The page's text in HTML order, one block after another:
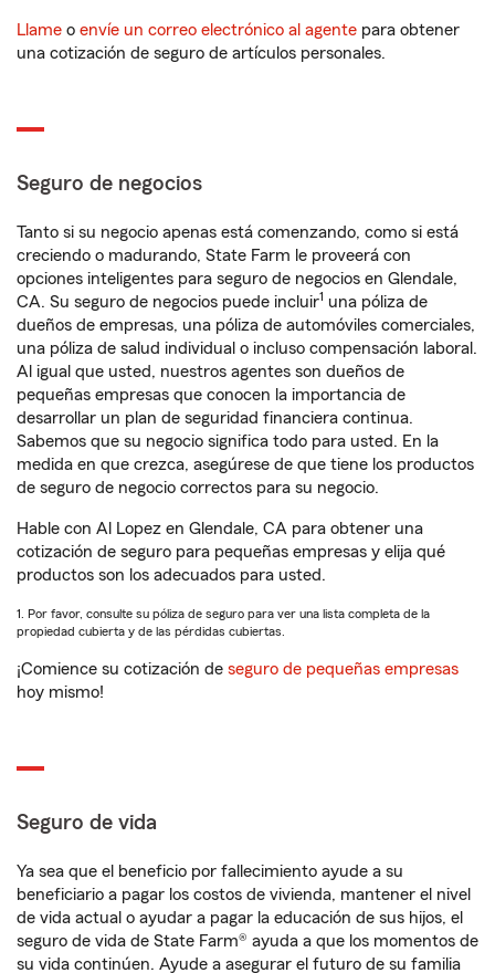
Llame o envíe un correo electrónico al agente para obtener
una cotización de seguro de artículos personales.
Seguro de negocios
Tanto si su negocio apenas está comenzando, como si está
creciendo o madurando, State Farm le proveerá con
opciones inteligentes para seguro de negocios en Glendale,
CA. Su seguro de negocios puede incluir1 una póliza de
dueños de empresas, una póliza de automóviles comerciales,
una póliza de salud individual o incluso compensación laboral.
Al igual que usted, nuestros agentes son dueños de
pequeñas empresas que conocen la importancia de
desarrollar un plan de seguridad financiera continua.
Sabemos que su negocio significa todo para usted. En la
medida en que crezca, asegúrese de que tiene los productos
de seguro de negocio correctos para su negocio.
Hable con Al Lopez en Glendale, CA para obtener una
cotización de seguro para pequeñas empresas y elija qué
productos son los adecuados para usted.
1. Por favor, consulte su póliza de seguro para ver una lista completa de la
propiedad cubierta y de las pérdidas cubiertas.
¡Comience su cotización de seguro de pequeñas empresas
hoy mismo!
Seguro de vida
Ya sea que el beneficio por fallecimiento ayude a su
beneficiario a pagar los costos de vivienda, mantener el nivel
de vida actual o ayudar a pagar la educación de sus hijos, el
seguro de vida de State Farm® ayuda a que los momentos de
su vida continúen. Ayude a asegurar el futuro de su familia